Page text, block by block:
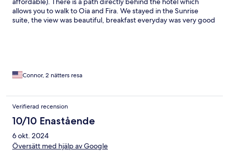
allows you to walk to Oia and Fira. We stayed in the Sunrise
suite, the view was beautiful, breakfast everyday was very good
Connor, 2 nätters resa
Verifierad recension
10/10 Enastående
6 okt. 2024
Översätt med hjälp av Google